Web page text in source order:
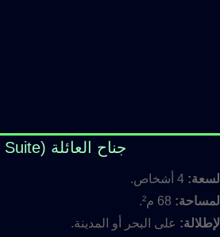
جناح العائلة (Family Suite)
السعة:
المساحة:
الإطلالة: على البحر أو المدينة.